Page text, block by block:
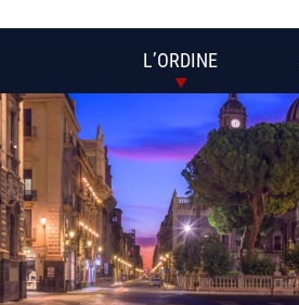
L’ORDINE